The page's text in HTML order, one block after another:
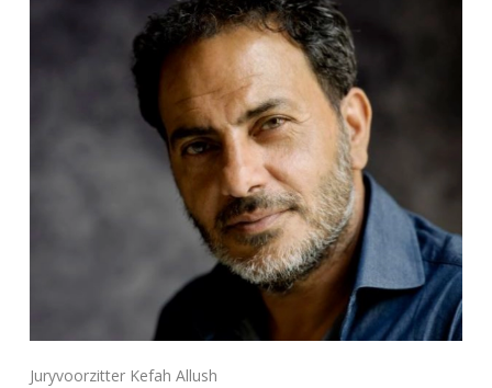
Juryvoorzitter Kefah Allush